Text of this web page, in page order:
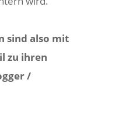
sind also mit
zu ihren
/